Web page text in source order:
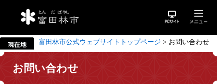
富田林市公式ウェブサイトトップページ > お問い合わせ
お問い合わせ